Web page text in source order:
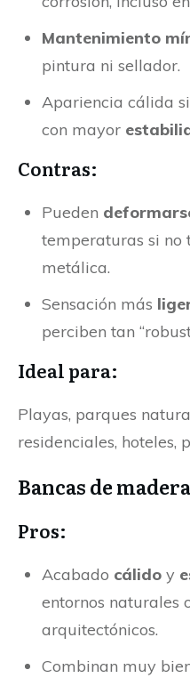
Mantenimiento
pintura ni sellador.
Apariencia cálida
con mayor
Contras:
Pueden
temperaturas si no
metálica.
Sensación más
perciben tan
Ideal para:
Playas, parques
residenciales, hoteles,
Bancas de madera
Pros:
Acabado cálido y
entornos naturales
arquitectónicos.
Combinan muy